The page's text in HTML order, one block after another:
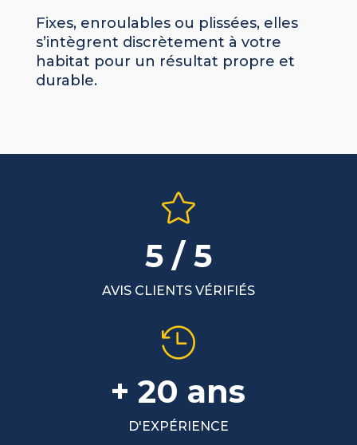
Fixes, enroulables ou plissées, elles
s’intègrent discrètement à votre
habitat pour un résultat propre et
durable.

5 / 5
AVIS CLIENTS VÉRIFIÉS

+ 20 ans
D'EXPÉRIENCE